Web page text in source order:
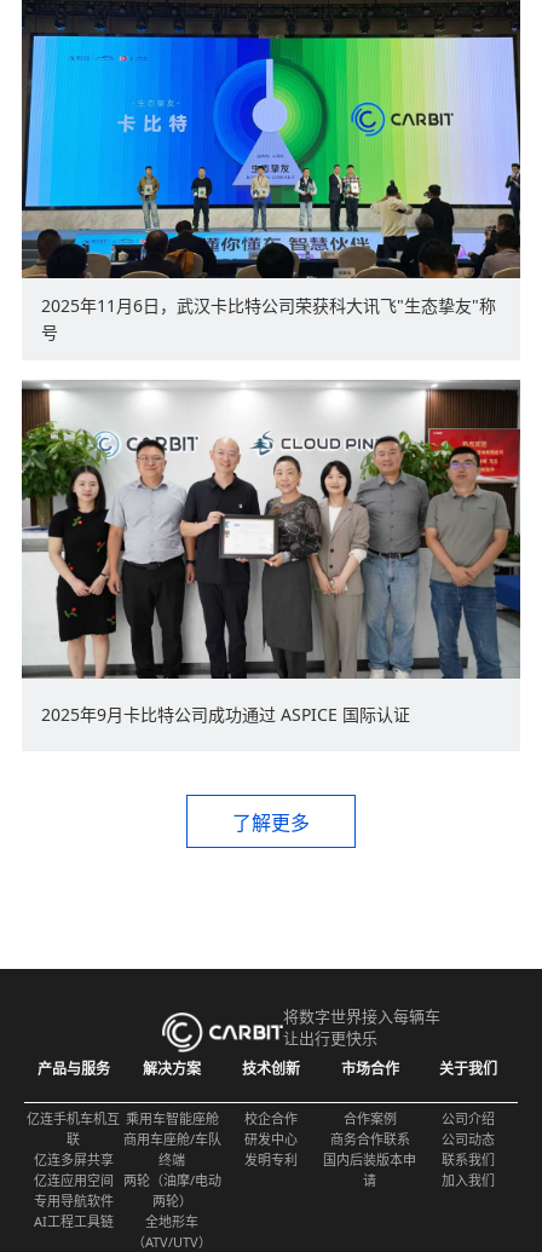
2025年11月6日，武汉卡比特公司荣获科大讯飞"生态挚友"称
号
2025年9月卡比特公司成功通过 ASPICE 国际认证
了解更多
将数字世界接入每辆车
让出行更快乐
产品与服务
亿连手机车机互
联
亿连多屏共享
亿连应用空间
专用导航软件
AI工程工具链
解决方案
乘用车智能座舱
商用车座舱/车队
终端
两轮（油摩/电动
两轮）
全地形车
（ATV/UTV）
技术创新
校企合作
研发中心
发明专利
市场合作
合作案例
商务合作联系
国内后装版本申
请
关于我们
公司介绍
公司动态
联系我们
加入我们